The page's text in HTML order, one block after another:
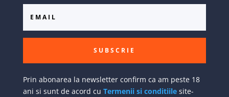
SUBSCRIE
Prin abonarea la newsletter confirm ca am peste 18
ani si sunt de acord cu Termenii si conditiilesite-